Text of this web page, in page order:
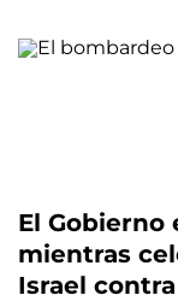
El Gobierno
mientras
Israel